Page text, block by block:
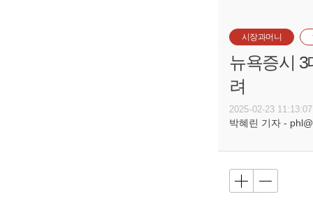
시장과머니
뉴욕증시 3
려
2025-02-23 11:13:07
박혜린 기자 -